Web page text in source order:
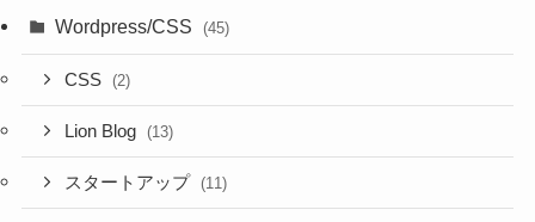
Wordpress/CSS (45)
CSS (2)
Lion Blog (13)
スタートアップ (11)